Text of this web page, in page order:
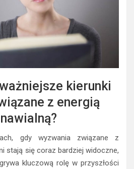
kierunki
z energią
gdy wyzwania związane z
stają się coraz bardziej widoczne,
kluczową rolę w przyszłości